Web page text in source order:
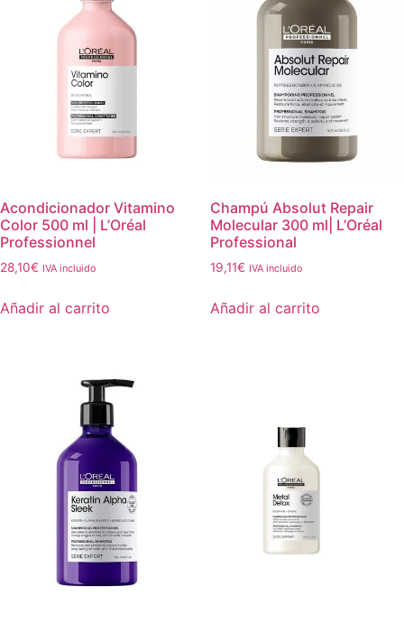
Acondicionador Vitamino
Color 500 ml | L’Oréal
Professionnel
28,10€ IVA incluido
Añadir al carrito
Champú Absolut Repair
Molecular 300 ml| L’Oréal
Professional
19,11€ IVA incluido
Añadir al carrito